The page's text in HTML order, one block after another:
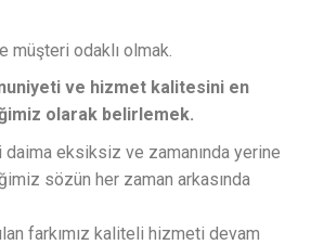
müşteri odaklı olmak.
ve hizmet kalitesini en
olarak belirlemek.
daima eksiksiz ve zamanında yerine
sözün her zaman arkasında
farkımız kaliteli hizmeti devam